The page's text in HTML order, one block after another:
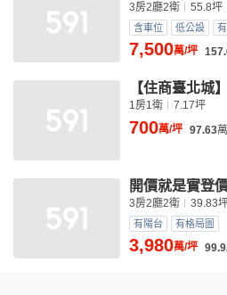
3房2廳2衛 55.8坪
含車位 低公設
7,500萬/坪
【住商臺北城
1房1衛 7.17坪
700萬/坪 97.63
開價就是實登
3房2廳2衛 39.83
有陽台 有格局圖
3,980萬/坪